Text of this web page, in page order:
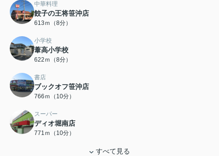
中華料理
餃子の王将笹沖店
613ｍ（8分）
小学校
葦高小学校
622ｍ（8分）
書店
ブックオフ笹沖店
766ｍ（10分）
スーパー
ディオ堀南店
771ｍ（10分）
すべて見る